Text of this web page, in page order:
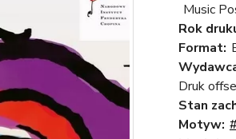
Music
Rok
Format:
Druk
Stan
Motyw: